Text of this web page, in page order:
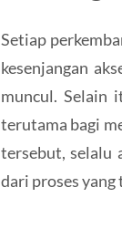
Setiap
kesenjangan
muncul. Selain
terutama bagi
tersebut, selalu
dari proses